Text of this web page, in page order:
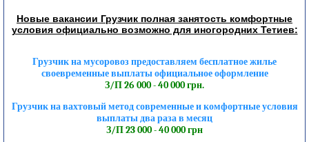
Новые вакансии Грузчик полная занятость комфортные
условия официально возможно для иногородних Тетиев:
Грузчик на мусоровоз предоставляем бесплатное жилье
своевременные выплаты официальное оформление
З/П 26 000 - 40 000 грн.
Грузчик на вахтовый метод современные и комфортные условия
выплаты два раза в месяц
З/П 23 000 - 40 000 грн